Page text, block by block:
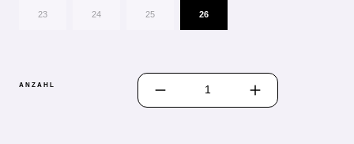
23 24 25 26
ANZAHL
PRODUKT ANZAHL: GIB DEN